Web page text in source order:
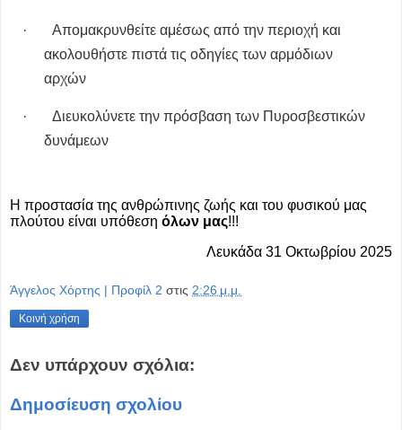
·
Απομακρυνθείτε αμέσως από την περιοχή και
ακολουθήστε πιστά τις οδηγίες των αρμόδιων
αρχών
·
Διευκολύνετε την πρόσβαση των Πυροσβεστικών
δυνάμεων
Η προστασία της ανθρώπινης ζωής και του φυσικού μας
πλούτου είναι υπόθεση όλων μας!!!
Λευκάδα 31 Οκτωβρίου 2025
Άγγελος Χόρτης | Προφίλ 2 στις 2:26 μ.μ.
Κοινή χρήση
Δεν υπάρχουν σχόλια:
Δημοσίευση σχολίου